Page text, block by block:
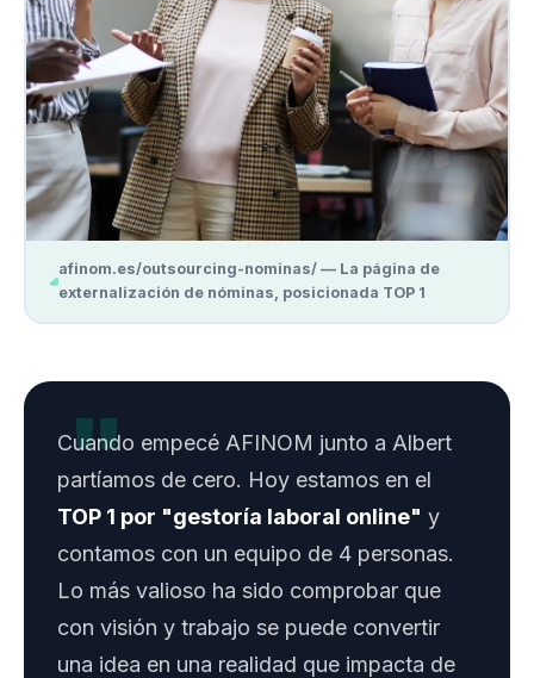
afinom.es/outsourcing-nominas/ — La página de
externalización de nóminas, posicionada TOP 1
Cuando empecé AFINOM junto a Albert
partíamos de cero. Hoy estamos en el
TOP 1 por "gestoría laboral online" y
contamos con un equipo de 4 personas.
Lo más valioso ha sido comprobar que
con visión y trabajo se puede convertir
una idea en una realidad que impacta de